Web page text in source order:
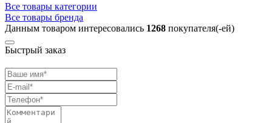
Все товары категории
Все товары бренда
Данным товаром интересовались 1268 покупателя(-ей)
Быстрый заказ